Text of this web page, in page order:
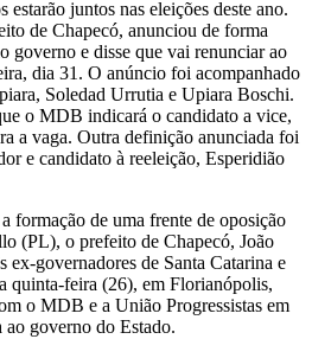
estarão juntos nas eleições deste ano.
de Chapecó, anunciou de forma
governo e disse que vai renunciar ao
dia 31. O anúncio foi acompanhado
Soledad Urrutia e Upiara Boschi.
o MDB indicará o candidato a vice,
a vaga. Outra definição anunciada foi
e candidato à reeleição, Esperidião
formação de uma frente de oposição
(PL), o prefeito de Chapecó, João
ex-governadores de Santa Catarina e
quinta-feira (26), em Florianópolis,
o MDB e a União Progressistas em
ao governo do Estado.